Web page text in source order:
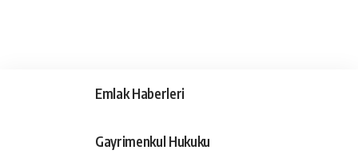
Emlak Haberleri
Gayrimenkul Hukuku